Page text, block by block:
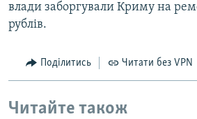
влади заборгували Криму на
рублів.
Поділитись Читати без VPN
Читайте також